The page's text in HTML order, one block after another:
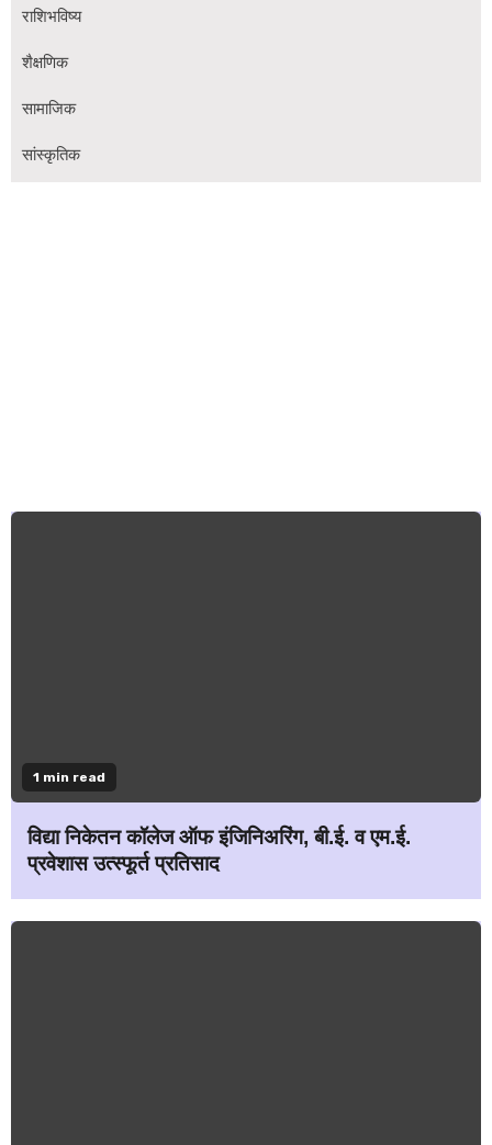
राशिभविष्य
शैक्षणिक
सामाजिक
सांस्कृतिक
1 min read
विद्या निकेतन कॉलेज ऑफ इंजिनिअरिंग, बी.ई. व एम.ई.
प्रवेशास उत्स्फूर्त प्रतिसाद